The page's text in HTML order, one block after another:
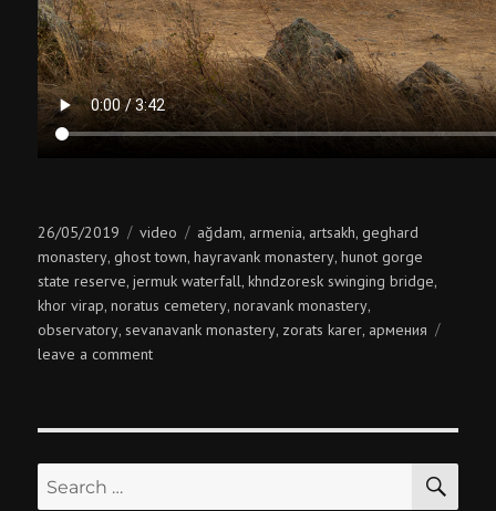
Posted
on
26/05/2019 Categories
video Tags
ağdam, armenia, artsakh,geghard
monastery,ghost town,hayravank monastery,hunot gorge
state reserve,jermuk waterfall,khndzoresk swinging bridge,
khor virap,noratus cemetery,noravank monastery,
observatory, sevanavank monastery, zorats karer, армения
leave a commenton
Search